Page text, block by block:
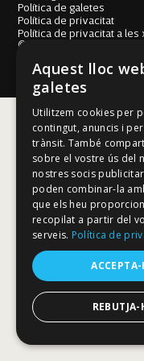
Política de galetes
Política de privacitat
Política de privacitat a les
© Fundació Mallorca
Disseny i desenvolupament
Aquest lloc
galetes
Utilitzem cookies per
contingut, anuncis i
trànsit. També
sobre el vostre ús del
nostres socis
poden combinar-la
que els heu
recopilat a partir del
serveis. Política de